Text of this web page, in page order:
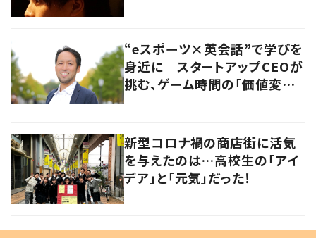
“eスポーツ×英会話”で学びを
身近に スタートアップCEOが
挑む、ゲーム時間の「価値変容」
新型コロナ禍の商店街に活気
を与えたのは…高校生の「アイ
デア」と「元気」だった！